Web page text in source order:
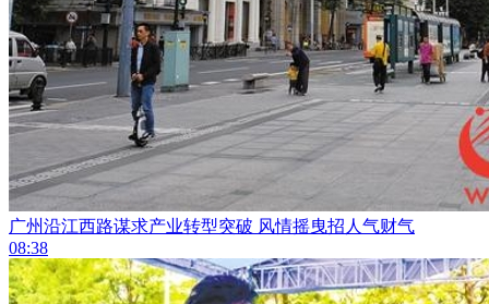
广州沿江西路谋求产业转型突破 风情摇曳招人气财气
08:38